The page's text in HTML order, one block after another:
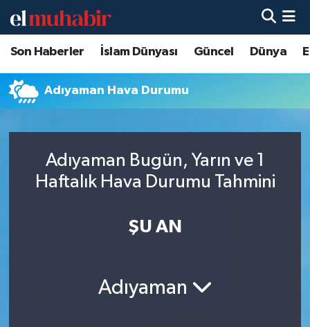
Son Haberler İslam Dünyası Güncel Dünya
Adıyaman Hava Durumu
Adıyaman Bugün, Yarın ve 1
Haftalık Hava Durumu Tahmini
ŞU AN
Adıyaman
Hava Durumu
Trafik Durumu
Tüm Manşetler